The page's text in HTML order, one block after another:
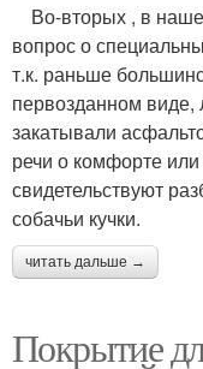
Во-вторых , в
вопрос о
т.к. раньше
первозданном виде,
закатывали
речи о комфорте
свидетельствуют
собачьи кучки.
читать дальше →
Покрытие